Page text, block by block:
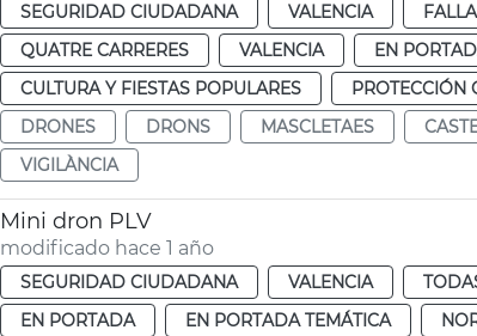
SEGURIDAD CIUDADANA VALENCIA
QUATRE CARRERES
VALENCIA EN
CULTURA Y FIESTAS POPULARES
PROTECCIÓN
DRONES
DRONS MASCLETAES
VIGILÀNCIA
Mini dron PLV
modificado hace 1 año
SEGURIDAD CIUDADANA VALENCIA
EN PORTADA
EN PORTADA TEMÁTICA